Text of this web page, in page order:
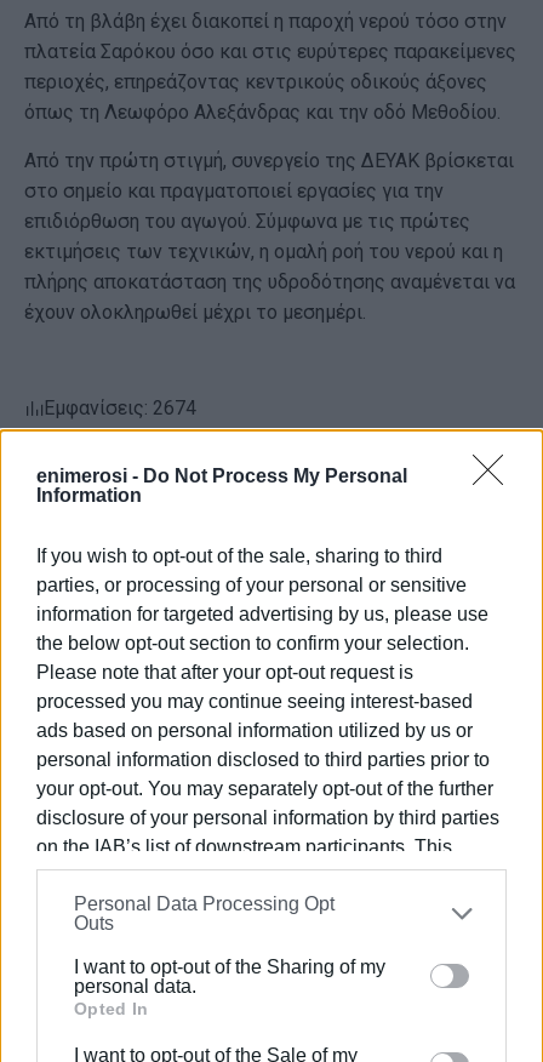
enimerosi - Do Not Process My Personal
Information
If you wish to opt-out of the sale, sharing to third
parties, or processing of your personal or sensitive
information for targeted advertising by us, please use
the below opt-out section to confirm your selection.
Please note that after your opt-out request is
processed you may continue seeing interest-based
ads based on personal information utilized by us or
personal information disclosed to third parties prior to
your opt-out. You may separately opt-out of the further
disclosure of your personal information by third parties
on the IAB’s list of downstream participants. This
information may also be disclosed by us to third parties
on theIAB’s List of Downstream Participants
that may
further disclose it to other third parties.
Please note that this website/app uses one or more
Google services and may gather and store information
Personal Data Processing Opt
Outs
I want to opt-out of the Sharing of my
personal data.
Opted In
I want to opt-out of the Sale of my
Από τη βλάβη έχει διακοπεί η παροχή νερού τόσο στην
πλατεία Σαρόκου όσο και στις ευρύτερες παρακείμενες
περιοχές, επηρεάζοντας κεντρικούς οδικούς άξονες
όπως τη Λεωφόρο Αλεξάνδρας και την οδό Μεθοδίου.
Από την πρώτη στιγμή, συνεργείο της ΔΕΥΑΚ βρίσκεται
στο σημείο και πραγματοποιεί εργασίες για την
επιδιόρθωση του αγωγού. Σύμφωνα με τις πρώτες
εκτιμήσεις των τεχνικών, η ομαλή ροή του νερού και η
πλήρης αποκατάσταση της υδροδότησης αναμένεται να
έχουν ολοκληρωθεί μέχρι το μεσημέρι.
Εμφανίσεις: 2674
ΕΛΕΝΗ ΚΟΡΩΝΑΚΗ
Εργάζεται στις Εκδόσεις Ενημέρωση από το
1990 σε θέσεις υψηλής ευθύνης. Ειδικεύεται στις
δημόσιες σχέσεις, το ελεύθερο και το
καλλιτεχνικό ρεπορτάζ.